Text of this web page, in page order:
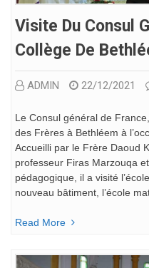
Visite Du Consul
Collège De
ADMIN 22/12/2021
Le Consul général de
des Frères à Bethléem à
Accueilli par le Frère Daoud
professeur Firas Marzouqa
pédagogique, il a visité
nouveau bâtiment, l’école
Read More